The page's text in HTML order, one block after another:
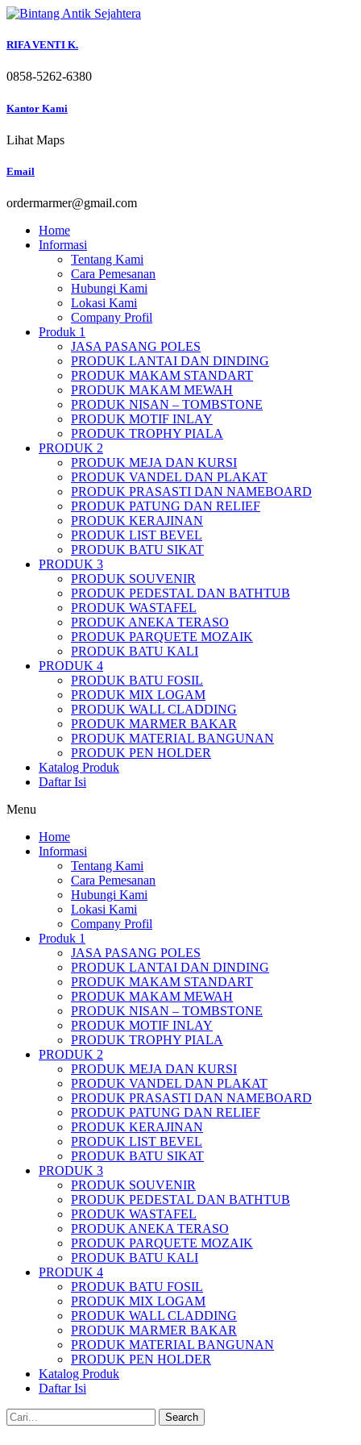
Skip
content
RIFA VENTI K.
0858-5262-6380
Kantor Kami
Lihat Maps
Email
ordermarmer@gmail.com
Home
Informasi
Tentang Kami
Cara Pemesanan
Hubungi Kami
Lokasi Kami
Company Profil
Produk 1
JASA PASANG POLES
PRODUK LANTAI DAN DINDING
PRODUK MAKAM STANDART
PRODUK MAKAM MEWAH
PRODUK NISAN – TOMBSTONE
PRODUK MOTIF INLAY
PRODUK TROPHY PIALA
PRODUK 2
PRODUK MEJA DAN KURSI
PRODUK VANDEL DAN PLAKAT
PRODUK PRASASTI DAN NAMEBOARD
PRODUK PATUNG DAN RELIEF
PRODUK KERAJINAN
PRODUK LIST BEVEL
PRODUK BATU SIKAT
PRODUK 3
PRODUK SOUVENIR
PRODUK PEDESTAL DAN BATHTUB
PRODUK WASTAFEL
PRODUK ANEKA TERASO
PRODUK PARQUETE MOZAIK
PRODUK BATU KALI
PRODUK 4
PRODUK BATU FOSIL
PRODUK MIX LOGAM
PRODUK WALL CLADDING
PRODUK MARMER BAKAR
PRODUK MATERIAL BANGUNAN
PRODUK PEN HOLDER
Katalog Produk
Daftar Isi
Menu
Home
Informasi
Tentang Kami
Cara Pemesanan
Hubungi Kami
Lokasi Kami
Company Profil
Produk 1
JASA PASANG POLES
PRODUK LANTAI DAN DINDING
PRODUK MAKAM STANDART
PRODUK MAKAM MEWAH
PRODUK NISAN – TOMBSTONE
PRODUK MOTIF INLAY
PRODUK TROPHY PIALA
PRODUK 2
PRODUK MEJA DAN KURSI
PRODUK VANDEL DAN PLAKAT
PRODUK PRASASTI DAN NAMEBOARD
PRODUK PATUNG DAN RELIEF
PRODUK KERAJINAN
PRODUK LIST BEVEL
PRODUK BATU SIKAT
PRODUK 3
PRODUK SOUVENIR
PRODUK PEDESTAL DAN BATHTUB
PRODUK WASTAFEL
PRODUK ANEKA TERASO
PRODUK PARQUETE MOZAIK
PRODUK BATU KALI
PRODUK 4
PRODUK BATU FOSIL
PRODUK MIX LOGAM
PRODUK WALL CLADDING
PRODUK MARMER BAKAR
PRODUK MATERIAL BANGUNAN
PRODUK PEN HOLDER
Katalog Produk
Daftar Isi
Search